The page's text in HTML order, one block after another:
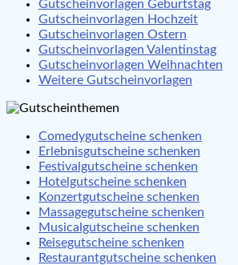
Gutscheinvorlagen Geburtstag
Gutscheinvorlagen Hochzeit
Gutscheinvorlagen Ostern
Gutscheinvorlagen Valentinstag
Gutscheinvorlagen Weihnachten
Weitere Gutscheinvorlagen
Comedygutscheine schenken
Erlebnisgutscheine schenken
Festivalgutscheine schenken
Hotelgutscheine schenken
Konzertgutscheine schenken
Massagegutscheine schenken
Musicalgutscheine schenken
Reisegutscheine schenken
Restaurantgutscheine schenken